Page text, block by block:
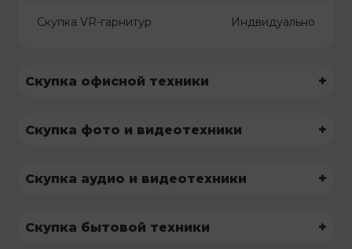
Скупка VR-гарнитур Индвидуально
Скупка офисной техники +
Скупка фото и видеотехники +
Скупка аудио и видеотехники +
Скупка бытовой техники +